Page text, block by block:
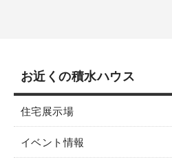
お近くの積水ハウス
住宅展示場
イベント情報